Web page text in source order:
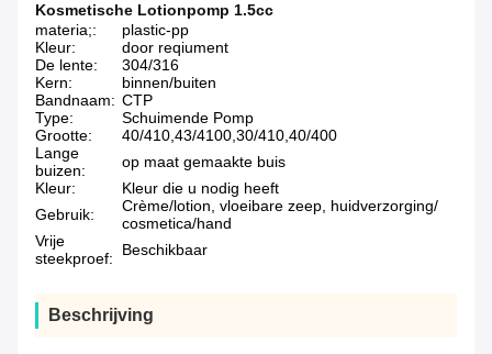
Kosmetische Lotionpomp 1.5cc
materia;:
plastic-pp
Kleur:
door reqiument
De lente:
304/316
Kern:
binnen/buiten
Bandnaam: CTP
Type:
Schuimende Pomp
Grootte:
40/410,43/4100,30/410,40/400
Lange
buizen:
op maat gemaakte buis
Kleur:
Kleur die u nodig heeft
Gebruik:
Crème/lotion, vloeibare zeep, huidverzorging/
cosmetica/hand
Vrije
steekproef:
Beschikbaar
Beschrijving